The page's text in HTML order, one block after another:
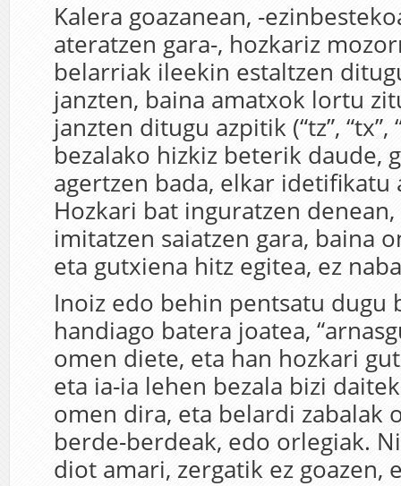
Kalera goazanean, -
ateratzen gara-, hozkariz
belarriak ileekin estaltzen
janzten, baina amatxok lortu
janzten ditugu azpitik (“tz”, “tx”,
bezalako hizkiz beterik daude,
agertzen bada, elkar idetifikatu
Hozkari bat inguratzen
imitatzen saiatzen gara, baina
eta gutxiena hitz egitea, ez
Inoiz edo behin pentsatu dugu
handiago batera joatea,
omen diete, eta han hozkari
eta ia-ia lehen bezala bizi
omen dira, eta belardi zabalak
berde-berdeak, edo orlegiak.
diot amari, zergatik ez goazen,